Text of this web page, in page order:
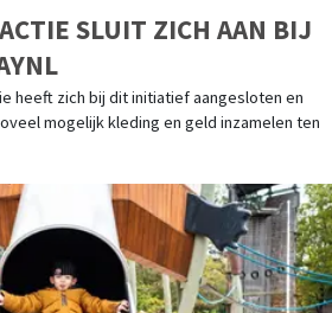
SLUIT ZICH AAN BIJ
heeft zich bij dit initiatief aangesloten en
mogelijk kleding en geld inzamelen ten